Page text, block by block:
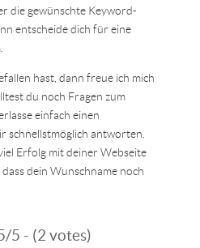
die gewünschte Keyword-
entscheide dich für eine
hast, dann freue ich mich
du noch Fragen zum
einfach einen
schnellstmöglich antworten.
Erfolg mit deiner Webseite
dein Wunschname noch
5 - (2 votes)